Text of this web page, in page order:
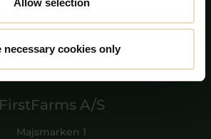
necessary cookies only
FirstFarms A/S
Majsmarken 1